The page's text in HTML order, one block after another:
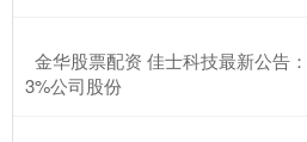
金华股票配资 佳士科技最新公告
3%公司股份